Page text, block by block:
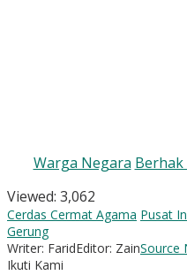
Warga Negara Berhak
Viewed: 3,062
Cerdas Cermat Agama Pusat
Gerung
Writer: FaridEditor: ZainSource
Ikuti Kami